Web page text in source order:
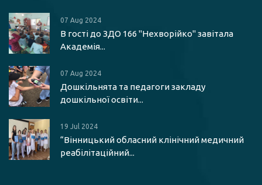
07 Aug 2024
В гості до ЗДО 166 "Нехворійко" завітала
Академія...
07 Aug 2024
Дошкільнята та педагоги закладу
дошкільної освіти...
19 Jul 2024
“Вінницький обласний клінічний медичний
реабілітаційний...